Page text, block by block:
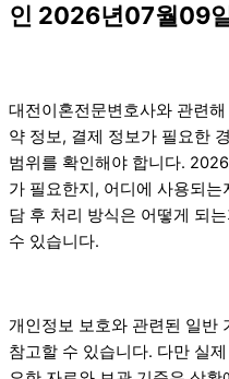
인 2026년07월09
대전이혼전문변호사와 관련
약 정보, 결제 정보가 필요한
범위를 확인해야 합니다.
가 필요한지, 어디에 사용되
담 후 처리 방식은 어떻게 되
수 있습니다.
개인정보 보호와 관련된 일반
참고할 수 있습니다. 다만 실